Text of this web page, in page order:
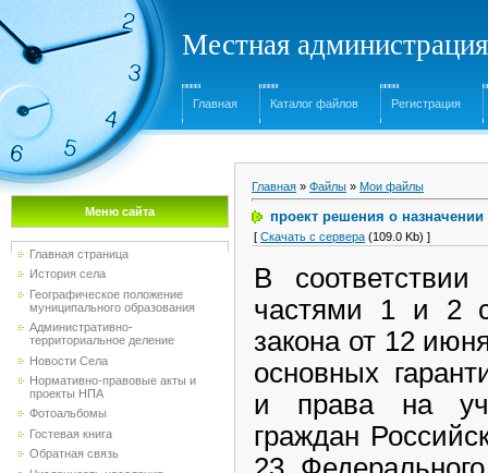
Местная
Главная Каталог файлов Регистрация
Меню сайта
Главная страница
История села
Географическое положение
муниципального образования
Административно-
территориальное деление
Новости Села
Нормативно-правовые акты и
проекты НПА
Фотоальбомы
Гостевая книга
Обратная связь
Главная » Файлы » Мои файлы
проект решения о
[ Скачать с сервера (109.0 Kb) ]
В
частями 1 и 2
закона от 12
основных
и права на
граждан